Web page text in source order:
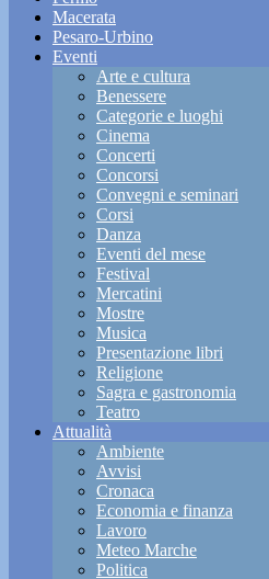
Macerata
Pesaro-Urbino
Eventi
Arte e cultura
Benessere
Categorie e luoghi
Cinema
Concerti
Concorsi
Convegni e seminari
Corsi
Danza
Eventi del mese
Festival
Mercatini
Mostre
Musica
Presentazione libri
Religione
Sagra e gastronomia
Teatro
Attualità
Ambiente
Avvisi
Cronaca
Economia e finanza
Lavoro
Meteo Marche
Politica